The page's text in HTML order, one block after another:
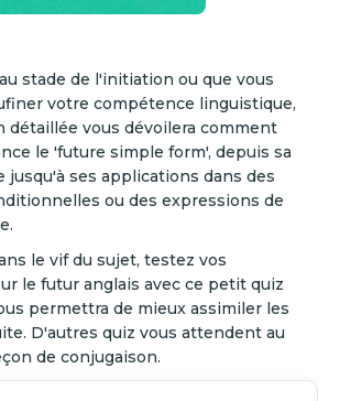
stade de l'initiation ou que vous
votre compétence linguistique,
détaillée vous dévoilera comment
le 'future simple form', depuis sa
jusqu'à ses applications dans des
ou des expressions de
le vif du sujet, testez vos
le futur anglais avec ce petit quiz
permettra de mieux assimiler les
D'autres quiz vous attendent au
de conjugaison.